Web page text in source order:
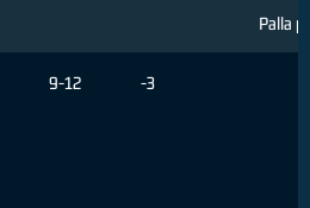
Palla
9-12 -3